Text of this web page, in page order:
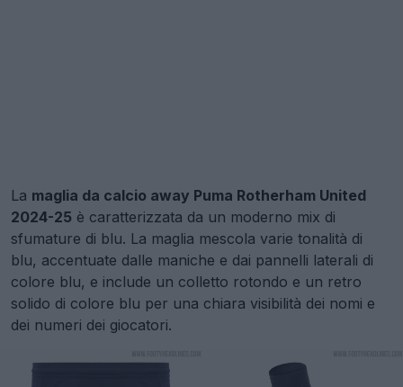
La maglia da calcio away Puma Rotherham United
2024-25 è caratterizzata da un moderno mix di
sfumature di blu. La maglia mescola varie tonalità di
blu, accentuate dalle maniche e dai pannelli laterali di
colore blu, e include un colletto rotondo e un retro
solido di colore blu per una chiara visibilità dei nomi e
dei numeri dei giocatori.